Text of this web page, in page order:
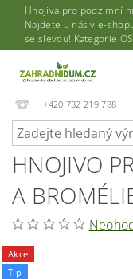
Hnojiva pro podzimní
Najdete u nás v e-
se slevou! Kategorie
+420 732 219 788
HNOJIVO
A
Akce
Tip